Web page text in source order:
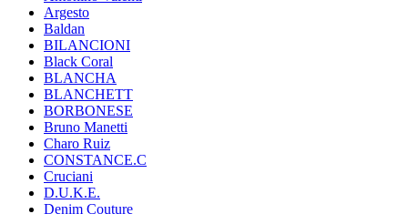
Argesto
Baldan
BILANCIONI
Black Coral
BLANCHA
BLANCHETT
BORBONESE
Bruno Manetti
Charo Ruiz
CONSTANCE.C
Cruciani
D.U.K.E.
Denim Couture